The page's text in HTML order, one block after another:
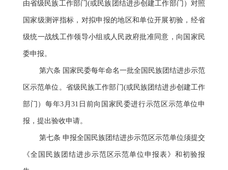
由省级民族工作部门(或民族团结进步创建工作部门）对照
国家级测评指标，对拟申报的地区和单位开展初验，经省
级统一战线工作领导小组或人民政府批准同意，向国家民
委申报。
第六条 国家民委每年命名一批全国民族团结进步示范
区示范单位。省级民族工作部门(或民族团结进步创建工作
部门）每年3月31日前向国家民委进行示范区示范单位申
报，提出验收申请。
第七条 申报全国民族团结进步示范区示范单位须提交
《全国民族团结进步示范区示范单位申报表》和初验报